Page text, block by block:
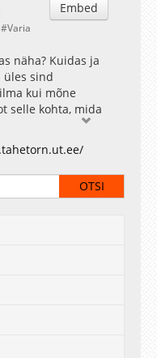
Embed
Varia
näha? Kuidas ja
üles sind
kui mõne
selle kohta, mida